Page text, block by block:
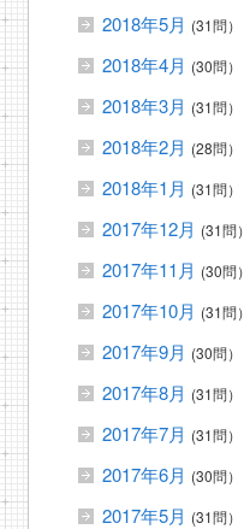
2018年5月 (31問）
2018年4月 (30問）
2018年3月 (31問）
2018年2月 (28問）
2018年1月 (31問）
2017年12月 (31問）
2017年11月 (30問）
2017年10月 (31問）
2017年9月 (30問）
2017年8月 (31問）
2017年7月 (31問）
2017年6月 (30問）
2017年5月 (31問）